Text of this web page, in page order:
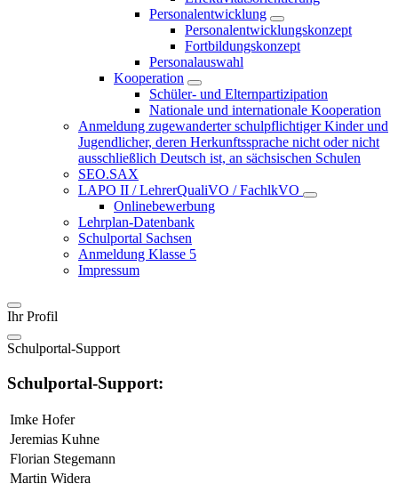
Personalentwicklung
Personalentwicklungskonzept
Fortbildungskonzept
Personalauswahl
Kooperation
Schüler- und Elternpartizipation
Nationale und internationale Kooperation
Anmeldung zugewanderter schulpflichtiger Kinder und
Jugendlicher, deren Herkunftssprache nicht oder nicht
ausschließlich Deutsch ist, an sächsischen Schulen
SEO.SAX
LAPO II / LehrerQualiVO / FachlkVO
Onlinebewerbung
Lehrplan-Datenbank
Schulportal Sachsen
Anmeldung Klasse 5
Impressum
Ihr Profil
Schulportal-Support
Schulportal-Support:
Imke Hofer
Jeremias Kuhne
Florian Stegemann
Martin Widera